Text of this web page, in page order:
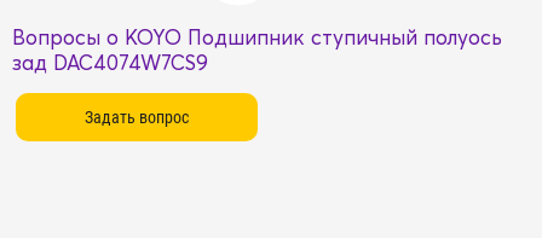
Вопросы о KOYO Подшипник ступичный полуось
зад DAC4074W7CS9